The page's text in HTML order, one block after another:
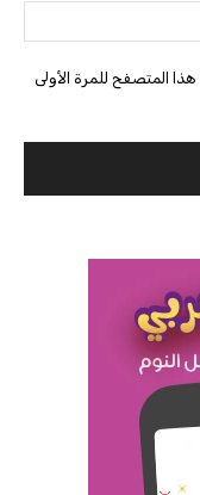
المتصفح للمرة الأولى